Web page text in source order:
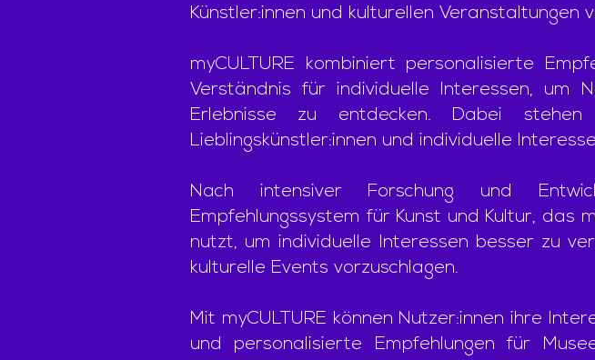
Künstler:innen und kulturellen Veranstaltungen
myCULTURE kombiniert personalisierte
Verständnis für individuelle Interessen, um
Erlebnisse zu entdecken. Dabei stehen
Lieblingskünstler:innen und individuelle
Nach intensiver Forschung und
Empfehlungssystem für Kunst und Kultur, das
nutzt, um individuelle Interessen besser zu
kulturelle Events vorzuschlagen.
Mit myCULTURE können Nutzer:innen ihre
und personalisierte Empfehlungen für